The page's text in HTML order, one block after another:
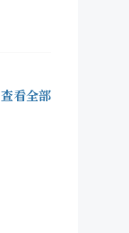
查看全部